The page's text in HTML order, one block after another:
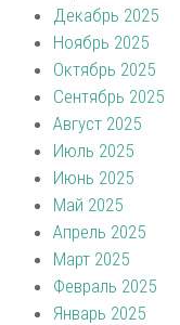
Декабрь 2025
Ноябрь 2025
Октябрь 2025
Сентябрь 2025
Август 2025
Июль 2025
Июнь 2025
Май 2025
Апрель 2025
Март 2025
Февраль 2025
Январь 2025